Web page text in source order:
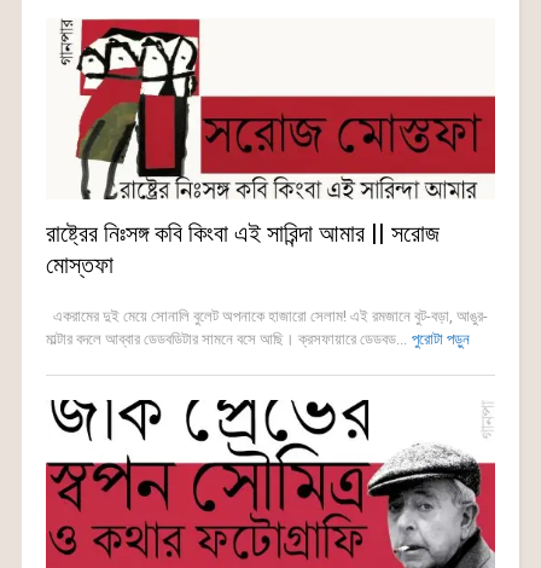
রাষ্ট্রের নিঃসঙ্গ কবি কিংবা এই সারিন্দা আমার || সরোজ
মোস্তফা
একরামের দুই মেয়ে সোনালি বুলেট অপনাকে হাজারো সেলাম! এই রমজানে বুট-বড়া, আঙুর-
মাল্টার বদলে আব্বার ডেডবডিটার সামনে বসে আছি। ক্রসফায়ারে ডেডবড... পুরোটা পড়ুন